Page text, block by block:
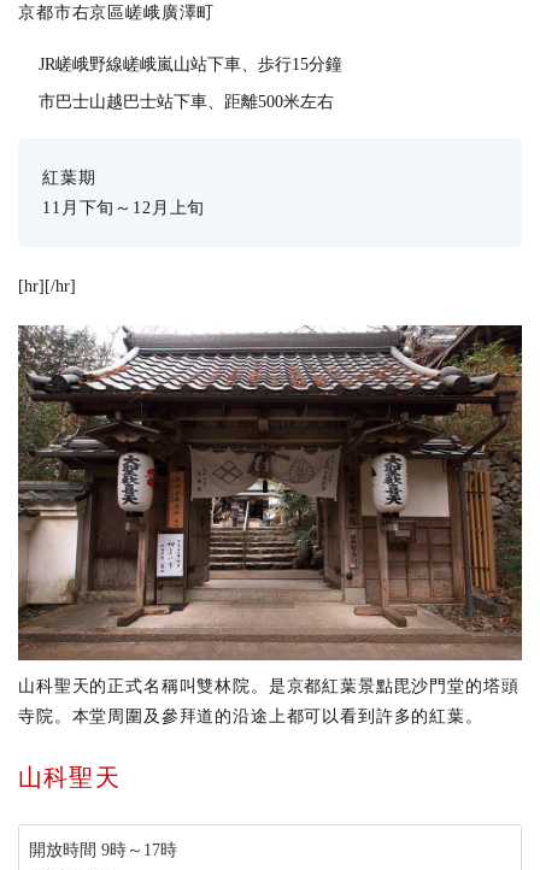
京都市右京區嵯峨廣澤町
JR嵯峨野線嵯峨嵐山站下車、歩行15分鐘
市巴士山越巴士站下車、距離500米左右
紅葉期
11月下旬～12月上旬
[hr][/hr]
山科聖天的正式名稱叫雙林院。是京都紅葉景點毘沙門堂的塔頭
寺院。本堂周圍及參拜道的沿途上都可以看到許多的紅葉。
山科聖天
開放時間 9時～17時